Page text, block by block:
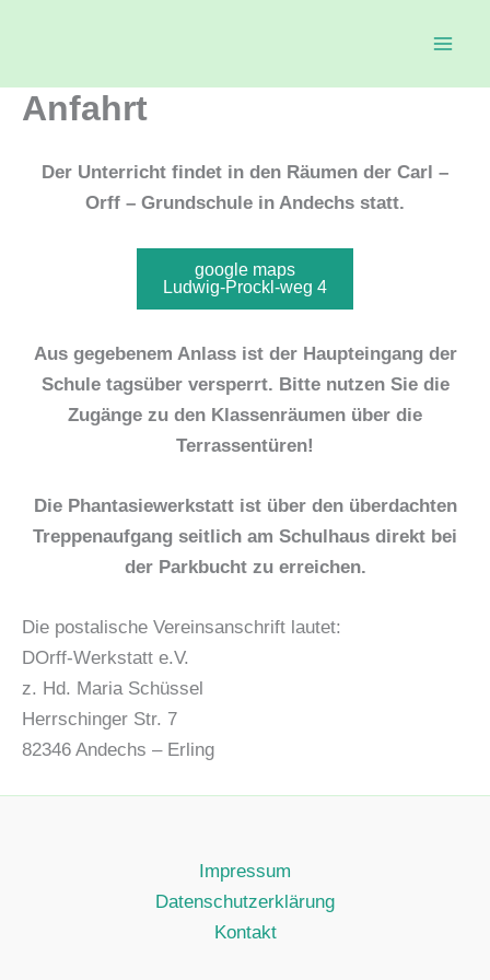
Anfahrt
Der Unterricht findet in den Räumen der Carl –
Orff – Grundschule in Andechs statt.
google maps
Ludwig-Prockl-weg 4
Aus gegebenem Anlass ist der Haupteingang der
Schule tagsüber versperrt. Bitte nutzen Sie die
Zugänge zu den Klassenräumen über die
Terrassentüren!
Die Phantasiewerkstatt ist über den überdachten
Treppenaufgang seitlich am Schulhaus direkt bei
der Parkbucht zu erreichen.
Die postalische Vereinsanschrift lautet:
DOrff-Werkstatt e.V.
z. Hd. Maria Schüssel
Herrschinger Str. 7
82346 Andechs – Erling
Impressum
Datenschutzerklärung
Kontakt